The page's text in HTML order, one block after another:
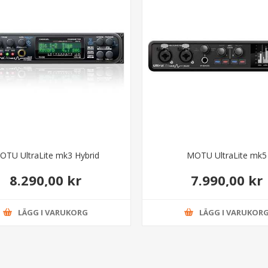
UltraLite mk3 Hybrid
8.290,00 kr
LÄGG I VARUKORG
MOTU UltraLite mk5
7.990,00 kr
LÄGG I